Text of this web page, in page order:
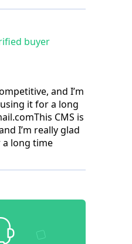
buyer
and I’m
it for a long
CMS is
I’m really glad
a long time